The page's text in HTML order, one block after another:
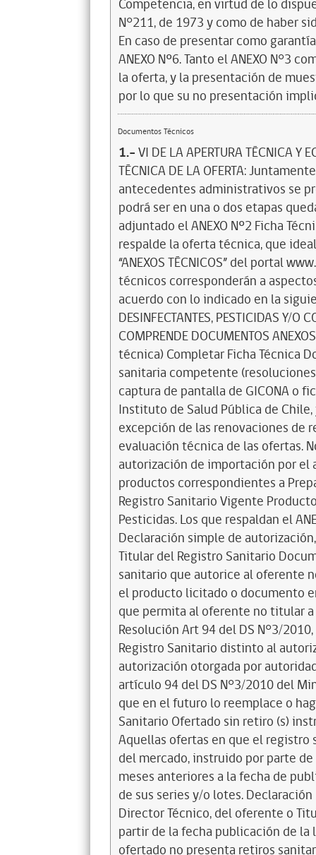
Competencia, en virtud de lo
N°211, de 1973 y como de haber
En caso de presentar como
ANEXO Nº6. Tanto el ANEXO N°3
la oferta, y la presentación de
por lo que su no presentación
Documentos Técnicos
1.-VI DE LA APERTURA TÉCNICA Y ECONÓMICA DE LAS OFERTAS 1. APERTURA TÉCNICA DE LA OFERTA: Juntamente con la revisión y verificación de los antecedentes administrativos se procederá con la apertura de la licitación la cual podrá ser en una o dos etapas quedando señalado en el llamado. Se revisa si se han adjuntado el ANEXO Nº2 Ficha Técnica, ANEXO N°11 y la documentación que respalde la oferta técnica, que idealmente se deben adjuntar en el apartado “ANEXOS TÉCNICOS” del portal www.mercadopublico.cl. Dichos antecedentes técnicos corresponderán a aspectos de admisibilidad o a temas de evaluación, de acuerdo con lo indicado en la siguiente tabla: 1.1 PRODUCTOS FARMACÉUTICOS, DESINFECTANTES, PESTICIDAS Y/O COSMÉTICOS DE USO HUMANO: REQUISITOS COMPRENDE DOCUMENTOS ANEXOS CONDICION 1. Adjuntar ANEXO N ° 2A (Ficha técnica) Completar Ficha Técnica Documentos vigentes emitidos por la autoridad sanitaria competente (resoluciones u otros actos administrativos). Se excluye captura de pantalla de GICONA o ficha técnica descargada de la página web del Instituto de Salud Pública de Chile, y documentos en trámite o por emitir, a excepción de las renovaciones de registro, las cuales se admitirán hasta la evaluación técnica de las ofertas. No se considerarán ofertas de productos con autorización de importación por el artículo 99 del Código Sanitario, ni ofertas de productos correspondientes a Preparaciones Magistrales. Admisibilidad 2. Tener Registro Sanitario Vigente Productos farmacéuticos y Cosméticos, Desinfectante y Pesticidas. Los que respaldan el ANEXO N °2. Admisibilidad 3. Adjuntar ANEXO N°11 Declaración simple de autorización, en caso de que corresponda Autorización del Titular del Registro Sanitario Documento emitido por el titular del registro sanitario que autorice al oferente no titular del registro para ofertar y comercializar el producto licitado o documento emitido por la autoridad sanitaria competente que permita al oferente no titular a importar el producto. Admisibilidad 4. Adjuntar Resolución Art 94 del DS N°3/2010, si corresponde. Importador o Titular del Registro Sanitario distinto al autorizado por el Registro si corresponde La autorización otorgada por autoridad sanitaria competente en el caso previsto en el artículo 94 del DS N°3/2010 del Ministerio de Salud si fuera pertinente la norma que en el futuro lo reemplace o haga las veces de tal. Admisibilidad 5. Registro Sanitario Ofertado sin retiro (s) instruido(s) del Mercado del producto ofertado. Aquellas ofertas en que el registro sanitario ofertado no ha sido objeto de retiro(s) del mercado, instruido por parte de la autoridad sanitaria competente en los 12 meses anteriores a la fecha de publicación del proceso, que comprenda una o más de sus series y/o lotes. Declaración simple firmada por el representante legal o el Director Técnico, del oferente o Titular del registro sanitario ofertado, emitido a partir de la fecha publicación de la licitación declarando que el registro sanitario ofertado no presenta retiros sanitarios instruidos en los 12 meses anteriores a la fecha de publicación del proceso. (ANEXO N° 14) Cenabast estará facultada para validar la información entregada por el oferente, por los medios que estime conveniente. De constatarse que el registro sanitario ofertado ha sido objeto de retiro(s) sanitario(s) instruido(s) la oferta será declarada inadmisible. Admisibilidad 6. Ser Referente, Bioequivalente, Equivalente Terapéutico, Producto farmacéutico intercambiable o concepto indicado en normativa vigente, que lo reemplace o haga las veces de tal. Productos VIH-SIDA o los que se determinen en el ANEXO N °2. Para acreditar equivalencia terapéutica, según corresponda: a) Si es producto CON exigencia de acreditar la condición, Bioequivalente, Equivalente Terapéutico o intercambiable, con plazo vencido: ● Documento idóneo (resolución, certificado, oficio u otro) emitido por la autoridad competente en Chile que acredite dicha condición. b) Si es producto CON exigencia de acreditar la condición, Bioequivalente, Equivalente Terapéutico o intercambiable, con plazo vigente o si es producto SIN exigencia de acreditar la condición de Bioequivalente, Equivalente Terapéutico o intercambiable: ● Documento idóneo (resolución,